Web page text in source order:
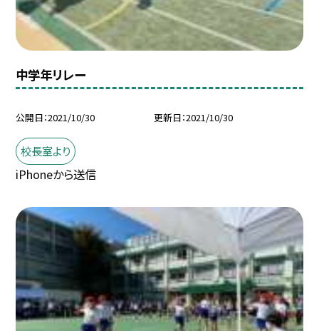
中学年リレー
公開日 2021/10/30 更新日 2021/10/30
校長室より
iPhoneから送信